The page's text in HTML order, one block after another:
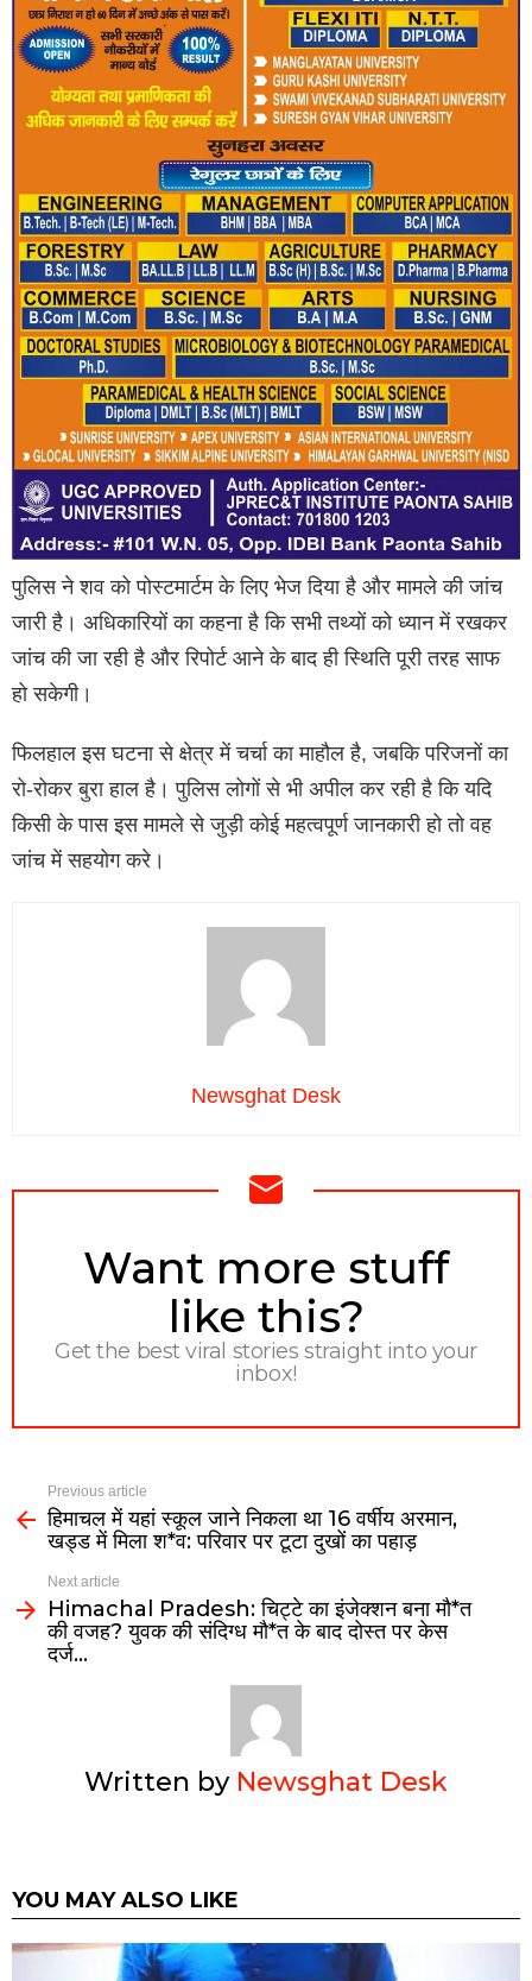
पुलिस ने शव को पोस्टमार्टम के लिए भेज दिया है और मामले की जांच
जारी है। अधिकारियों का कहना है कि सभी तथ्यों को ध्यान में रखकर
जांच की जा रही है और रिपोर्ट आने के बाद ही स्थिति पूरी तरह साफ
हो सकेगी।
फिलहाल इस घटना से क्षेत्र में चर्चा का माहौल है, जबकि परिजनों का
रो-रोकर बुरा हाल है। पुलिस लोगों से भी अपील कर रही है कि यदि
किसी के पास इस मामले से जुड़ी कोई महत्वपूर्ण जानकारी हो तो वह
जांच में सहयोग करे।
Newsghat Desk
NEWSLETTER
Want more stuff
like this?
Get the best viral stories straight into your
inbox!
Previous article
हिमाचल में यहां स्कूल जाने निकला था 16 वर्षीय अरमान,
खड्ड में मिला श*व: परिवार पर टूटा दुखों का पहाड़
Next article
Himachal Pradesh: चिट्टे का इंजेक्शन बना मौ*त
की वजह? युवक की संदिग्ध मौ*त के बाद दोस्त पर केस
दर्ज…
Written by Newsghat Desk
YOU MAY ALSO LIKE